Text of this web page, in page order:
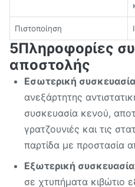
Πιστοποίηση
5Πληροφορίες
αποστολής
Εσωτερική συσκευασία
ανεξάρτητης
συσκευασία κενού,
γρατζουνιές και τις
παρτίδα με προστασία
Εξωτερική συσκευασία
σε χτυπήματα κιβώτιο